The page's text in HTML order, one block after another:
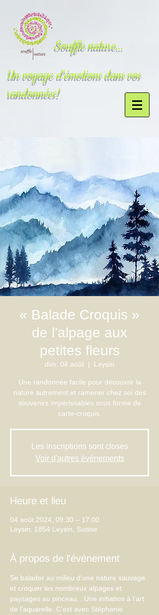
Souffle nature...
Un voyage d'émotions dans vos
randonnées!
« Balade Croquis »
de l’alpage aux
petites fleurs
dim. 04 août
  |
Leysin
Une randonnée facile pour découvrir la
nature autrement et ramener chez soi des
souvenirs impérissables sous forme de
carte-croquis.
Les inscriptions sont closes
Voir d'autres événements
Heure et lieu
04 août 2024, 09:30 – 17:00
Leysin, 1854 Leysin, Suisse
À propos de l'événement
Se balader au milieu d’une nature sauvage
et croquer les nombreux alpages et
paysages au pinceau…Une initiation à l’art
de l’aquarelle. C’est avec Stéphanie